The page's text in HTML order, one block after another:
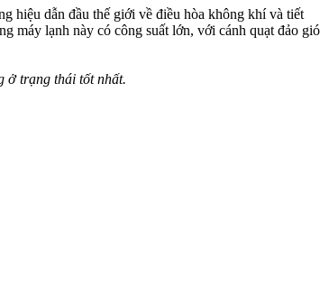
hiệu dẫn đầu thế giới về điều hòa không khí và tiết
máy lạnh này có công suất lớn, với cánh quạt đảo gió
ở trạng thái tốt nhất.